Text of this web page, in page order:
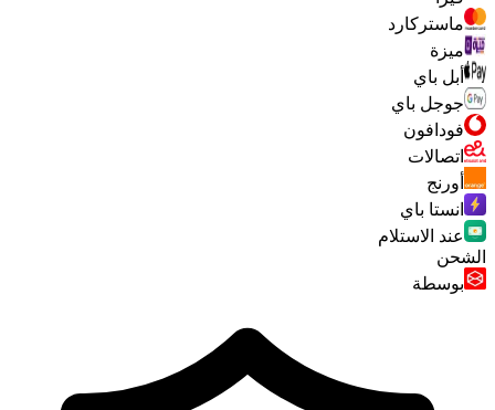
ماستركارد
ميزة
أبل باي
جوجل باي
فودافون
اتصالات
أورنج
انستا باي
عند الاستلام
الشحن
بوسطة